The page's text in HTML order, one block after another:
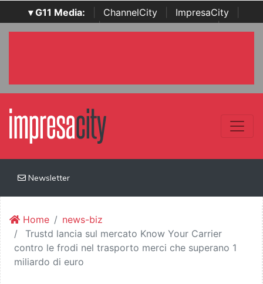
▾ G11 Media: ChannelCity ImpresaCity
SecurityOpenLab | Italian Channel Awards | Italian
Newsletter
Home
news-biz
Trustd lancia sul mercato Know Your Carrier
contro le frodi nel trasporto merci che superano 1
miliardo di euro